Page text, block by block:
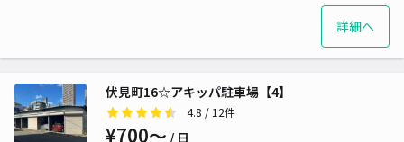
詳細へ
伏見町16☆アキッパ駐車場【4】
4.8 / 12件
¥700〜 / 日